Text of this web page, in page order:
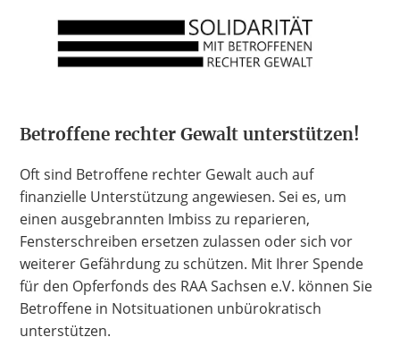
Hate Speech
SPRACHEN
Italiano
Kurdí فارسی Polski
Português
Русский
Español ትግርኛ Türkçe Việt
Betroffene rechter Gewalt unterstützen!
Oft sind Betroffene rechter Gewalt auch auf
finanzielle Unterstützung angewiesen. Sei es, um
einen ausgebrannten Imbiss zu reparieren,
Fensterschreiben ersetzen zulassen oder sich vor
weiterer Gefährdung zu schützen. Mit Ihrer Spende
für den Opferfonds des RAA Sachsen e.V. können Sie
Betroffene in Notsituationen unbürokratisch
unterstützen.